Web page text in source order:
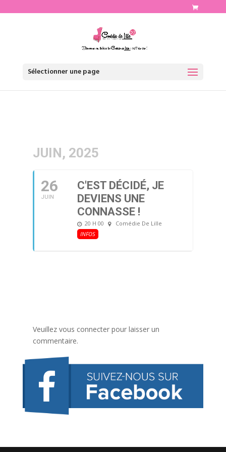
Sélectionner une page
JUIN, 2025
26
JUIN
C'EST DÉCIDÉ, JE
DEVIENS UNE
CONNASSE !
20 H 00
Comédie De Lille
INFOS
Veuillez vous connecter pour laisser un
commentaire.